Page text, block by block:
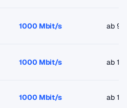
1000 Mbit/s ab
1000 Mbit/s ab
1000 Mbit/s ab